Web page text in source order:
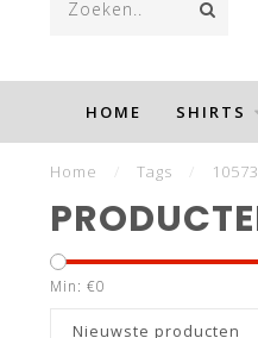
HOME SHIRTS
Home Tags
Min: €0
Nieuwste producten